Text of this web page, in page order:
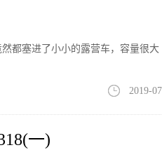
都塞进了小小的露营车，容量很大
2019-
一)